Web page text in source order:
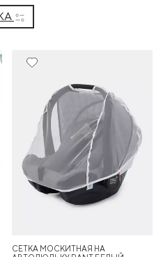
СЕТКА МОСКИТНАЯ НА